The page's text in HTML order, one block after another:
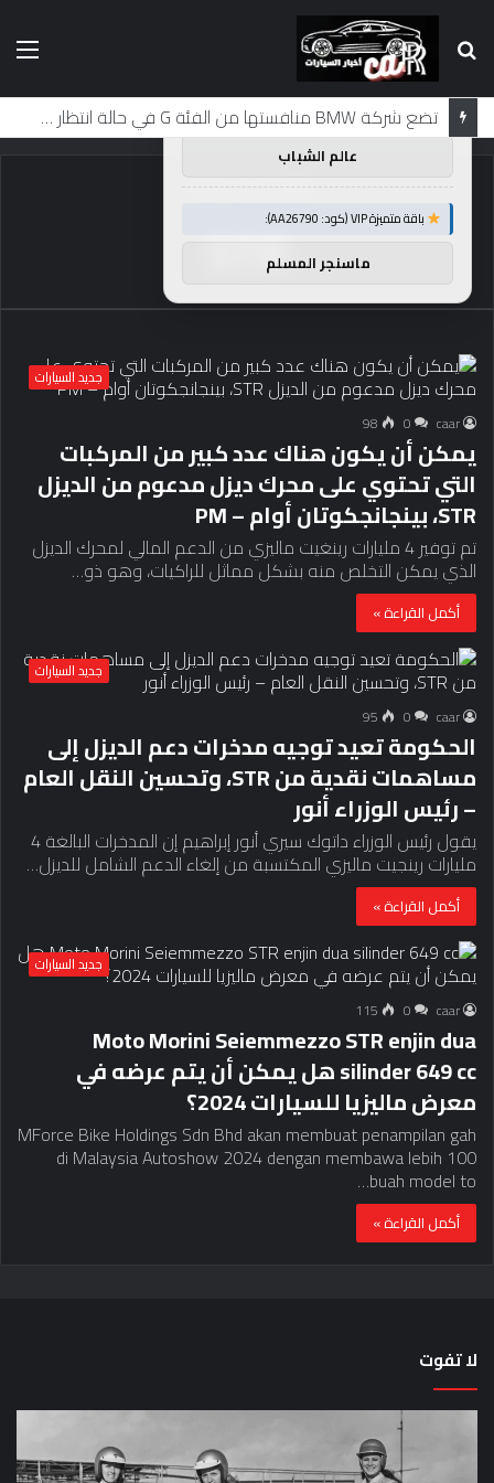
بحث
عن
لماذا تم منع النساء من المشاركة في لومان لعقود من الزمن؟
الرئيسية/
STR
STR
جديد السيارات
caar
0
98
يمكن أن يكون هناك عدد كبير من المركبات
التي تحتوي على محرك ديزل مدعوم من الديزل
STR، بينجانجكوتان أوام – PM
تم توفير 4 مليارات رينغيت ماليزي من الدعم المالي لمحرك الديزل
الذي يمكن التخلص منه بشكل مماثل للراكيات، وهو ذو…
أكمل القراءة »
جديد السيارات
caar
0
95
الحكومة تعيد توجيه مدخرات دعم الديزل إلى
مساهمات نقدية من STR، وتحسين النقل العام
– رئيس الوزراء أنور
يقول رئيس الوزراء داتوك سيري أنور إبراهيم إن المدخرات البالغة 4
مليارات رينجيت ماليزي المكتسبة من إلغاء الدعم الشامل للديزل…
أكمل القراءة »
جديد السيارات
caar
0
115
Moto Morini Seiemmezzo STR enjin dua
silinder 649 cc هل يمكن أن يتم عرضه في
معرض ماليزيا للسيارات 2024؟
MForce Bike Holdings Sdn Bhd akan membuat penampilan gah
di Malaysia Autoshow 2024 dengan membawa lebih 100
buah model to…
أكمل القراءة »
لا تفوت
لماذا
توصيات :
باقة متميزة VIP (كود: AA86842):
عالم الشباب
باقة متميزة VIP (كود: AA26790):
ماسنجر المسلم